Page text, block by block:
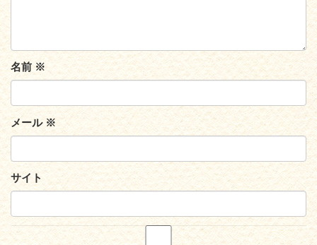
名前 ※
メール ※
サイト